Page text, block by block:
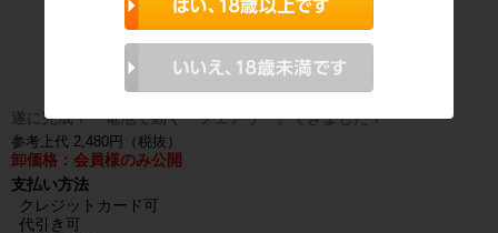
遂に完成！ 電池で動く『フェアリー』できました！
参考上代 2,480円（税抜）
卸価格：会員様のみ公開
支払い方法
クレジットカード可
代引き可